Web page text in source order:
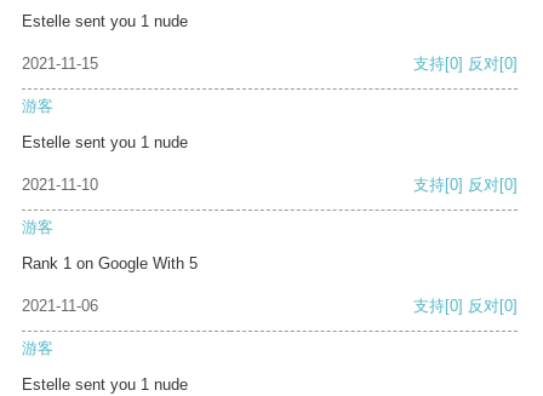
Estelle sent you 1 nude
2021-11-15 支持[0] 反对[0]
游客
Estelle sent you 1 nude
2021-11-10 支持[0] 反对[0]
游客
Rank 1 on Google With 5
2021-11-06 支持[0] 反对[0]
游客
Estelle sent you 1 nude